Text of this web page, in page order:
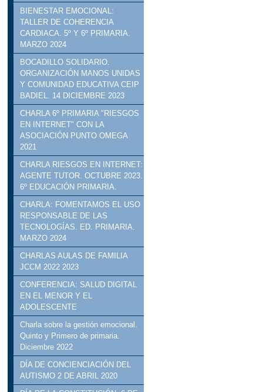
BIENESTAR EMOCIONAL:
TALLER DE COHERENCIA
CARDIACA. 5º Y 6º PRIMARIA.
MARZO 2024
BOCADILLO SOLIDARIO.
ORGANIZACIÓN MANOS UNIDAS
Y COMUNIDAD EDUCATIVA CEIP
BADIEL. 14 DICIEMBRE 2023
CHARLA 6º PRIMARIA "RIESGOS
EN INTERNET" CON LA
ASOCIACIÓN PUNTO OMEGA
2021
CHARLA RIESGOS EN INTERNET:
AGENTE TUTOR. OCTUBRE 2023.
6º EDUCACIÓN PRIMARIA.
CHARLA: FOMENTAMOS EL USO
RESPONSABLE DE LAS
TECNOLOGÍAS. ED. PRIMARIA.
MARZO 2024
CHARLAS AULAS DE FAMILIA
JCCM 2022 2023
CONFERENCIA: SALUD DIGITAL
EN EL MENOR Y EL
ADOLESCENTE
Charla sobre la gestión emocional.
Quinto y Primero de primaria.
Diciembre 2022
DÍA DE CONCIENCIACIÓN DEL
AUTISMO 2 DE ABRIL 2020